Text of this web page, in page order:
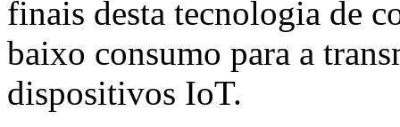
finais desta tecnologia de
baixo consumo para a
dispositivos IoT.